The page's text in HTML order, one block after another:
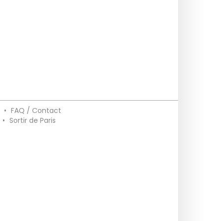
• FAQ / Contact
• Sortir de Paris